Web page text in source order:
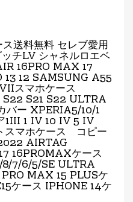
ス送料無料 セレブ愛用
チLV シャネルロエベ
16PRO MAX 17
13 12 SAMSUNG A55
スマホケース
S21 S22 ULTRA
ー XPERIA5/10/1
1III 1 IV 10 IV 5 IV
スマホケース コピー
AIRTAG
16PROMAXケース
8/7/6/5/SE ULTRA
MAX 15 PLUSケ
ケース IPHONE 14ケ